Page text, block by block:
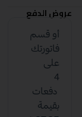
عروض الدفع